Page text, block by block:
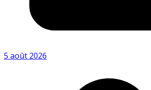
5 août 2026